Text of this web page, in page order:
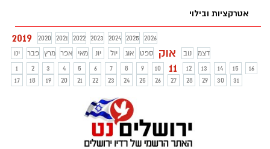
אטרקציות ובילוי
2019 2020 2021 2022 2023 2024 2025
2026
ינו
פבר מרץ אפר מאי יונ יול אוג ספט אוק נוב
דצמ
1
2 3 4 5 6 7 8 9 10 11 12 13 14 15
16
17
18 19 20 21 22 23 24 25 26 27 28 29 30 31